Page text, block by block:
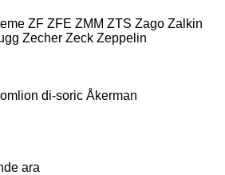
ZF ZFE ZMM ZTS Zago Zalkin
Zecher Zeck Zeppelin
di-soric Åkerman
ara